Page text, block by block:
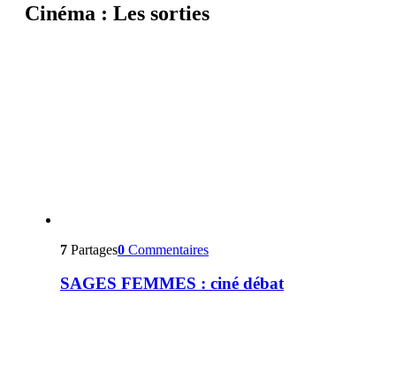
Cinéma : Les sorties
7 Partages0 Commentaires
SAGES FEMMES : ciné débat